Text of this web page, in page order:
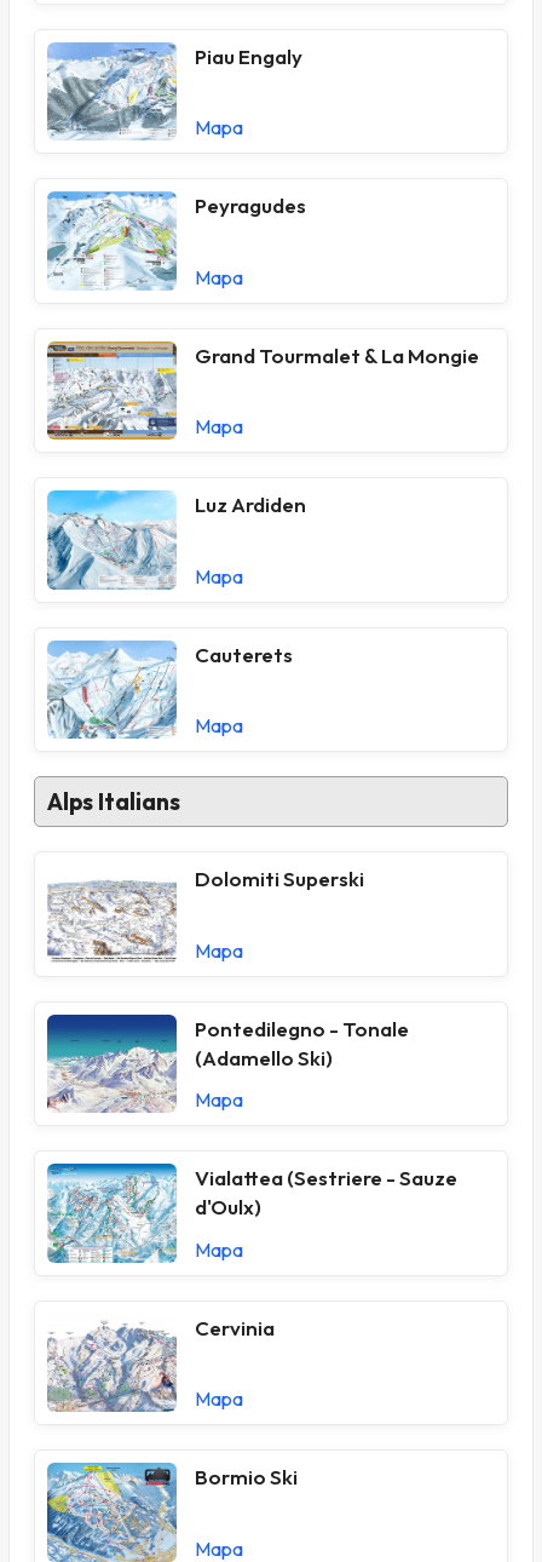
Piau Engaly
Mapa
Peyragudes
Mapa
Grand Tourmalet & La Mongie
Mapa
Luz Ardiden
Mapa
Cauterets
Mapa
Alps Italians
Dolomiti Superski
Mapa
Pontedilegno - Tonale
(Adamello Ski)
Mapa
Vialattea (Sestriere - Sauze
d'Oulx)
Mapa
Cervinia
Mapa
Bormio Ski
Mapa